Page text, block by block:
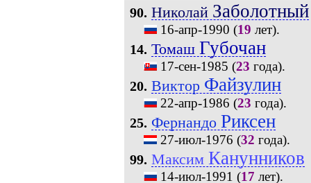
90. Николай Заболотный
16-апр-1990 (19 лет).
14. Томаш Губочан
17-сен-1985 (23 года).
20. Виктор Файзулин
22-апр-1986 (23 года).
25. Фернандо Риксен
27-июл-1976 (32 года).
99. Максим Канунников
14-июл-1991 (17 лет).